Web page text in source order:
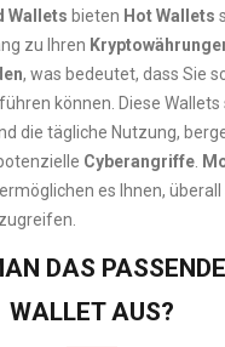
Wallets bieten Hot Wallets
zu Ihren
, was bedeutet, dass Sie
können. Diese
die tägliche Nutzung,
Cyberangriffe
ermöglichen es Ihnen,
DAS
WALLET AUS?